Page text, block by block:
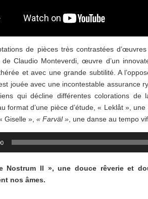
de pièces très contrastées d’œuvres
de Claudio Monteverdi, œuvre d’un
et avec une grande subtilité. A
jouée avec une incontestable assurance
qui décline différentes colorations
format d’une pièce d’étude, « Leklåt »,
Giselle », « Farväl », une danse au tempo
Nostrum II », une douce rêverie et
nos âmes.